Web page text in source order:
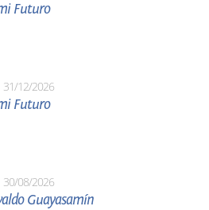
Futuro
31/12/2026
Futuro
30/08/2026
Guayasamín